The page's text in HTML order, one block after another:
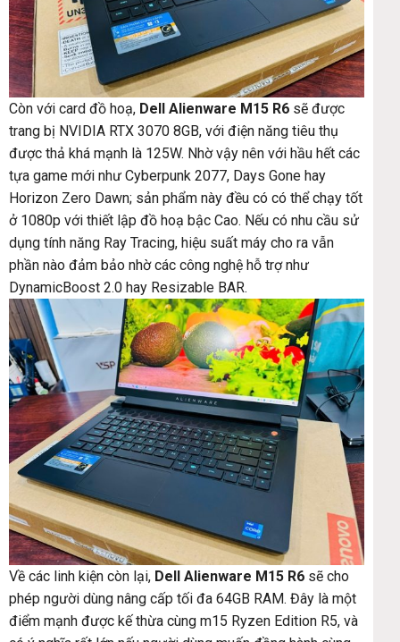
Còn với card đồ hoạ, Dell Alienware M15 R6 sẽ được
trang bị NVIDIA RTX 3070 8GB, với điện năng tiêu thụ
được thả khá mạnh là 125W. Nhờ vậy nên với hầu hết các
tựa game mới như Cyberpunk 2077, Days Gone hay
Horizon Zero Dawn; sản phẩm này đều có có thể chạy tốt
ở 1080p với thiết lập đồ hoạ bậc Cao. Nếu có nhu cầu sử
dụng tính năng Ray Tracing, hiệu suất máy cho ra vẫn
phần nào đảm bảo nhờ các công nghệ hỗ trợ như
DynamicBoost 2.0 hay Resizable BAR.
Về các linh kiện còn lại, Dell Alienware M15 R6 sẽ cho
phép người dùng nâng cấp tối đa 64GB RAM. Đây là một
điểm mạnh được kế thừa cùng m15 Ryzen Edition R5, và